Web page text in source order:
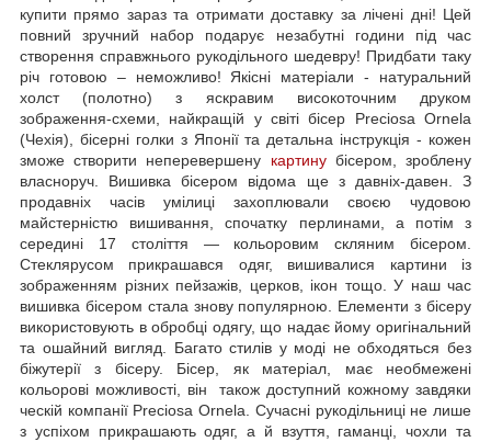
купити прямо зараз та отримати доставку за лічені дні! Цей
повний зручний набор подарує незабутні години під час
створення справжнього рукодільного шедевру! Придбати таку
річ готовою – неможливо! Якісні матеріали - натуральний
холст (полотно) з яскравим високоточним друком
зображення-схеми, найкращій у світі бісер Preciosa Ornela
(Чехія), бісерні голки з Японії та детальна інструкція - кожен
зможе створити неперевершену картинубісером, зроблену
власноруч. Вишивка бісером відома ще з давніх-давен. З
продавніх часів умілиці захоплювали своєю чудовою
майстерністю вишивання, спочатку перлинами, а потім з
середині 17 століття — кольоровим скляним бісером.
Стеклярусом прикрашався одяг, вишивалися картини із
зображенням різних пейзажів, церков, ікон тощо. У наш час
вишивка бісером стала знову популярною. Елементи з бісеру
використовують в обробці одягу, що надає йому оригінальний
та ошайний вигляд. Багато стилів у моді не обходяться без
біжутерії з бісеру. Бісер, як матеріал, має необмежені
кольорові можливості, він також доступний кожному завдяки
ческій компанії Preciosa Ornela. Сучасні рукодільниці не лише
з успіхом прикрашають одяг, а й взуття, гаманці, чохли та